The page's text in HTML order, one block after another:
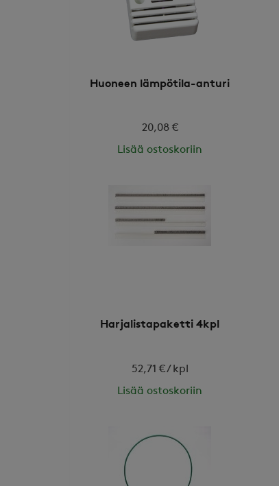
Huoneen lämpötila-anturi
20,08 €
Lisää ostoskoriin
Harjalistapaketti 4kpl
52,71 € / kpl
Lisää ostoskoriin